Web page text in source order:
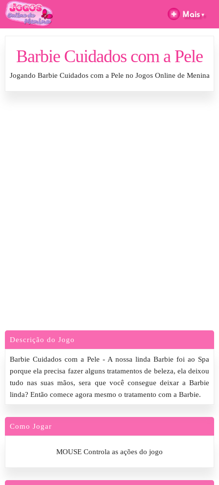
Barbie Cuidados com a Pele
Jogando Barbie Cuidados com a Pele no Jogos Online de Menina
Descrição do Jogo
Barbie Cuidados com a Pele - A nossa linda Barbie foi ao Spa
porque ela precisa fazer alguns tratamentos de beleza, ela deixou
tudo nas suas mãos, sera que você consegue deixar a Barbie
linda? Então comece agora mesmo o tratamento com a Barbie.
Como Jogar
MOUSE Controla as ações do jogo